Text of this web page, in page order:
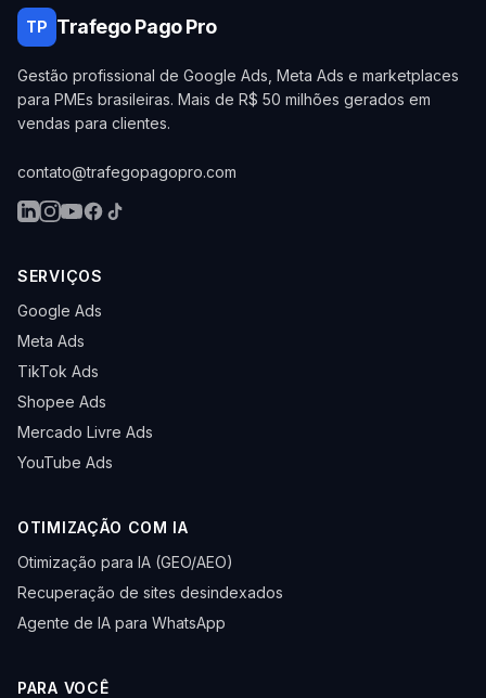
TP Trafego Pago Pro
Gestão profissional de Google Ads, Meta Ads e marketplaces
para PMEs brasileiras. Mais de R$ 50 milhões gerados em
vendas para clientes.
contato@trafegopagopro.com
SERVIÇOS
Google Ads
Meta Ads
TikTok Ads
Shopee Ads
Mercado Livre Ads
YouTube Ads
OTIMIZAÇÃO COM IA
Otimização para IA (GEO/AEO)
Recuperação de sites desindexados
Agente de IA para WhatsApp
PARA VOCÊ